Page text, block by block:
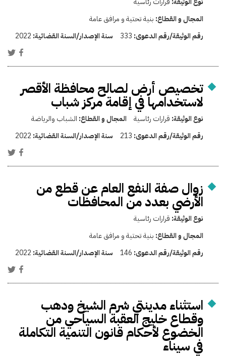
المجال و القطاع: بنية تحتية و مرافق عامة
رقم الوثيقة/رقم الدعوى: 333 سنة الإصدار/السنة القضائية: 2022
تخصيص أرض لصالح محافظة الأقصر
لاستخدامها في إقامة مركز شباب
نوع الوثيقة: قرارات رئاسية المجال و القطاع: الشباب والرياضة
رقم الوثيقة/رقم الدعوى: 213 سنة الإصدار/السنة القضائية: 2022
زوال صفة النفع العام عن قطع من
الأرضي بعدد من المحافظات
نوع الوثيقة: قرارات رئاسية
المجال و القطاع: بنية تحتية و مرافق عامة
رقم الوثيقة/رقم الدعوى: 146 سنة الإصدار/السنة القضائية: 2022
استثناء مدينتي شرم الشيخ ودهب
وقطاع خليج العقبة السياحي من
الخضوع لأحكام قانون التنمية التكاملة
في سيناء